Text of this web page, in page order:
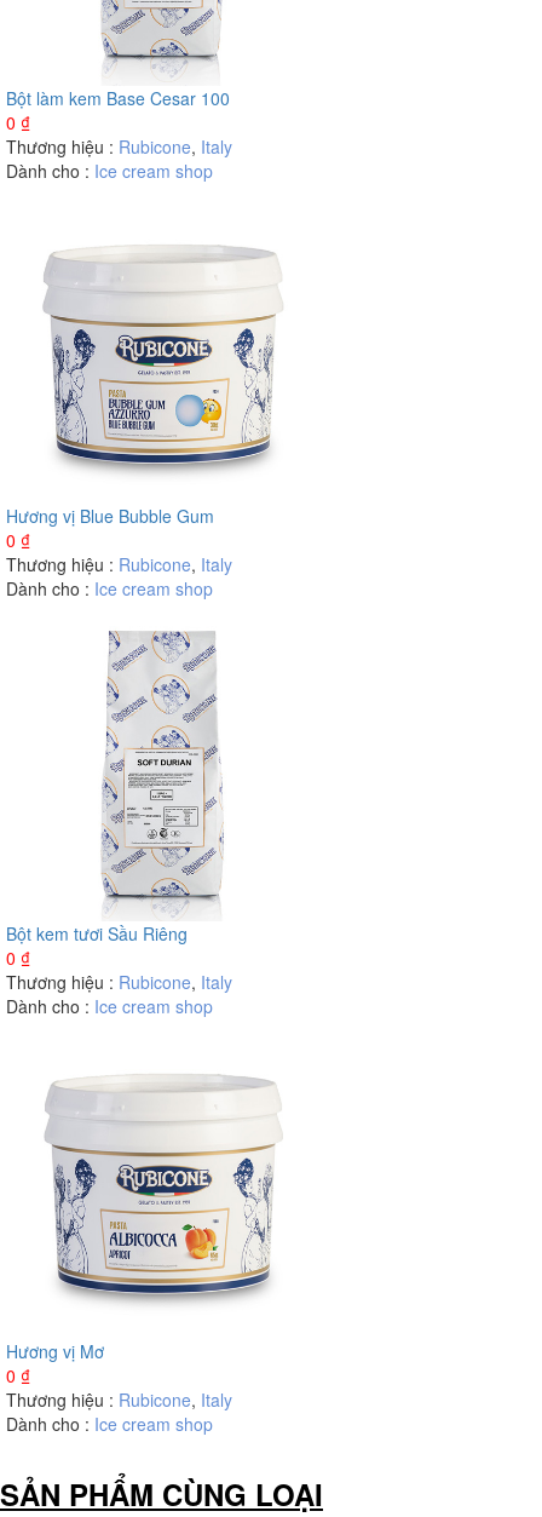
Bột làm kem Base Cesar 100
0 ₫
Thương hiệu : Rubicone, Italy
Dành cho : Ice cream shop
Hương vị Blue Bubble Gum
0 ₫
Thương hiệu : Rubicone, Italy
Dành cho : Ice cream shop
Bột kem tươi Sầu Riêng
0 ₫
Thương hiệu : Rubicone, Italy
Dành cho : Ice cream shop
Hương vị Mơ
0 ₫
Thương hiệu : Rubicone, Italy
Dành cho : Ice cream shop
SẢN PHẨM CÙNG LOẠI